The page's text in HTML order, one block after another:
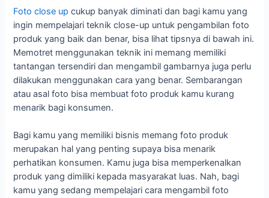
Foto close up cukup banyak diminati dan bagi kamu yang
ingin mempelajari teknik close-up untuk pengambilan foto
produk yang baik dan benar, bisa lihat tipsnya di bawah ini.
Memotret menggunakan teknik ini memang memiliki
tantangan tersendiri dan mengambil gambarnya juga perlu
dilakukan menggunakan cara yang benar. Sembarangan
atau asal foto bisa membuat foto produk kamu kurang
menarik bagi konsumen.
Bagi kamu yang memiliki bisnis memang foto produk
merupakan hal yang penting supaya bisa menarik
perhatikan konsumen. Kamu juga bisa memperkenalkan
produk yang dimiliki kepada masyarakat luas. Nah, bagi
kamu yang sedang mempelajari cara mengambil foto